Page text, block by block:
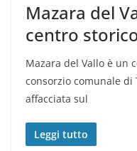
Mazara del
centro
Mazara del Vallo è un
consorzio comunale di
affacciata sul
Leggi tutto